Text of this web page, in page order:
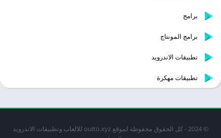
برامج
برامج المونتاج
تطبيقات الاندرويد
تطبيقات مهكرة
© 2024 - كل الحقوق محفوظة لموقع ouito.xyz للالعاب وتطبيقات الاندرويد